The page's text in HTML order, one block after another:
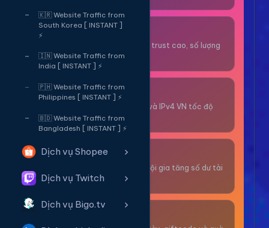
🇰🇷 Website Traffic from
South Korea [ INSTANT ]
⚡
🇮🇳 Website Traffic from
India [ INSTANT ] ⚡
🇵🇭 Website Traffic from
Philippines [ INSTANT ] ⚡
🇧🇩 Website Traffic from
Bangladesh [ INSTANT ] ⚡
Dịch vụ Shopee
Dịch vụ Twitch
Dịch vụ Bigo.tv
OTP/Mua Gmail
Tài khoản gmail cổ, trust cao, số lượng
lớn.
Thuê Proxy
Proxy dân cư xoay và IPv4 VN tốc độ
cao.
Giải Trí
Thư giãn và có cơ hội gia tăng số dư tài
khoản.